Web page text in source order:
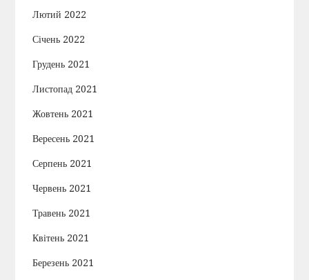
Лютий 2022
Січень 2022
Грудень 2021
Листопад 2021
Жовтень 2021
Вересень 2021
Серпень 2021
Червень 2021
Травень 2021
Квітень 2021
Березень 2021